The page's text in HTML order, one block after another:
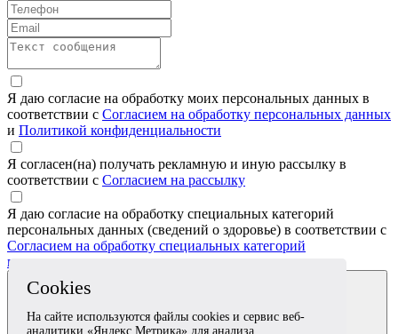
Cookies
На сайте используются файлы cookies и сервис веб-
аналитики «Яндекс Метрика» для анализа
Я даю согласие на обработку моих персональных данных в
соответствии с Согласием на обработку персональных данных
и Политикой конфиденциальности
Я согласен(на) получать рекламную и иную рассылку в
соответствии с Согласием на рассылку
Я даю согласие на обработку специальных категорий
персональных данных (сведений о здоровье) в соответствии с
Согласием на обработку специальных категорий
персональных данных